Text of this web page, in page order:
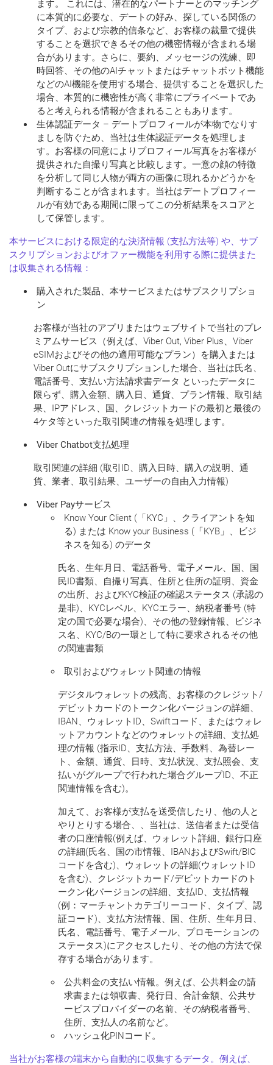
ます。 これには、潜在的なパートナーとのマッチング
に本質的に必要な、デートの好み、探している関係の
タイプ、および宗教的信条など、お客様の裁量で提供
することを選択できるその他の機密情報が含まれる場
合があります。さらに、要約、メッセージの洗練、即
時回答、その他のAIチャットまたはチャットボット機能
などのAI機能を使用する場合、提供することを選択した
場合、本質的に機密性が高く非常にプライベートであ
ると考えられる情報が含まれることもあります。
生体認証データ – デートプロフィールが本物でなりす
ましを防ぐため、当社は生体認証データを処理しま
す。お客様の同意によりプロフィール写真をお客様が
提供された自撮り写真と比較します。一意の顔の特徴
を分析して同じ人物が両方の画像に現れるかどうかを
判断することが含まれます。当社はデートプロフィー
ルが有効である期間に限ってこの分析結果をスコアと
して保管します。
本サービスにおける限定的な決済情報 (支払方法等) や、サブ
スクリプションおよびオファー機能を利用する際に提供また
は収集される情報：
購入された製品、本サービスまたはサブスクリプショ
ン
お客様が当社のアプリまたはウェブサイトで当社のプレ
ミアムサービス（例えば、Viber Out, Viber Plus、Viber
eSIMおよびその他の適用可能なプラン）を購入または
Viber Outにサブスクリプションした場合、当社は氏名、
電話番号、支払い方法請求書データ といったデータに
限らず、購入金額、購入日、通貨、プラン情報、取引結
果、IPアドレス、国、クレジットカードの最初と最後の
4ケタ等といった取引関連の情報を処理します。
Viber Chatbot支払処理
取引関連の詳細 (取引ID、購入日時、購入の説明、通
貨、業者、取引結果、ユーザーの自由入力情報)
Viber Payサービス
Know Your Client (「KYC」、クライアントを知
る) または Know your Business (「KYB」、ビジ
ネスを知る) のデータ
氏名、生年月日、電話番号、電子メール、国、国
民ID書類、自撮り写真、住所と住所の証明、資金
の出所、およびKYC検証の確認ステータス (承認の
是非)、KYCレベル、KYCエラー、納税者番号 (特
定の国で必要な場合)、その他の登録情報、ビジネ
ス名、KYC/Bの一環として特に要求されるその他
の関連書類
取引およびウォレット関連の情報
デジタルウォレットの残高、お客様のクレジット/
デビットカードのトークン化バージョンの詳細、
IBAN、ウォレットID、Swiftコード、またはウォレ
ットアカウントなどのウォレットの詳細、支払処
理の情報 (指示ID、支払方法、手数料、為替レー
ト、金額、通貨、日時、支払状況、支払照会、支
払いがグループで行われた場合グループID、不正
関連情報を含む)。
加えて、お客様が支払を送受信したり、他の人と
やりとりする場合、、当社は、送信者または受信
者の口座情報(例えば、ウォレット詳細、銀行口座
の詳細(氏名、国の市情報、IBANおよびSwift/BIC
コードを含む)、ウォレットの詳細(ウォレットID
を含む)、クレジットカード/デビットカードのト
ークン化バージョンの詳細、支払ID、支払情報
(例：マーチャントカテゴリーコード、タイプ、認
証コード)、支払方法情報、国、住所、生年月日、
氏名、電話番号、電子メール、プロモーションの
ステータス)にアクセスしたり、その他の方法で保
存する場合があります。
公共料金の支払い情報。例えば、公共料金の請
求書または領収書、発行日、合計金額、公共サ
ービスプロバイダーの名前、その納税者番号、
住所、支払人の名前など。
ハッシュ化PINコード。
当社がお客様の端末から自動的に収集するデータ。例えば、